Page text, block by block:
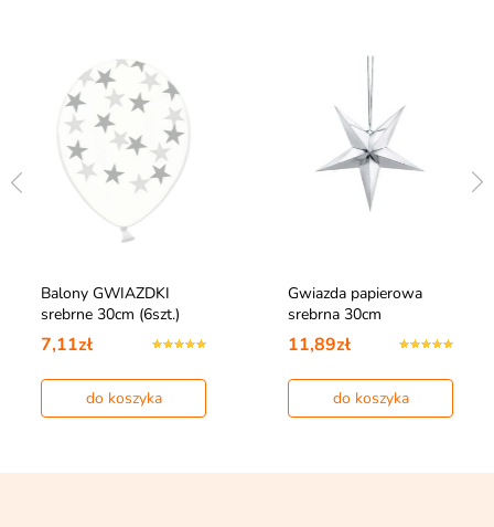
Balony GWIAZDKI
srebrne 30cm (6szt.)
7,11zł
do koszyka
Gwiazda papierowa
srebrna 30cm
11,89zł
do koszyka